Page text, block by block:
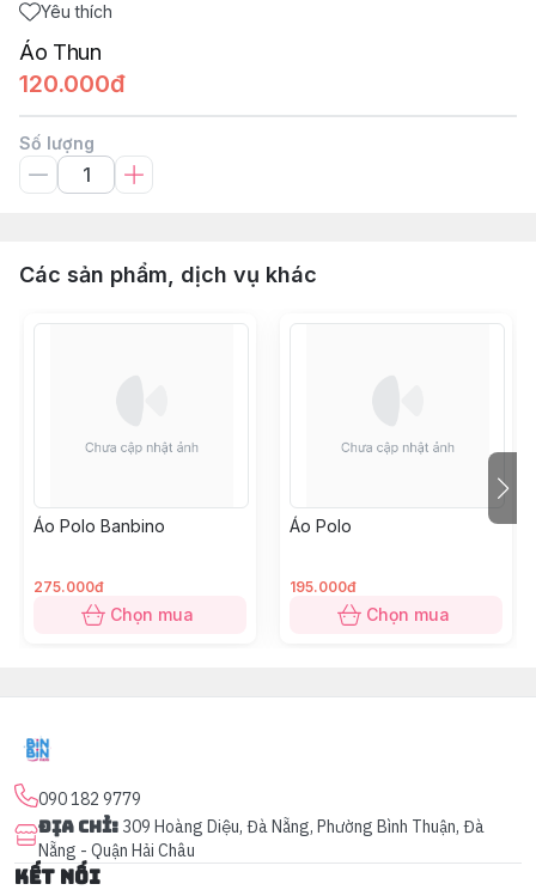
Yêu thích
Áo Thun
120.000đ
Số lượng
Các sản phẩm, dịch vụ khác
Áo Polo Banbino
275.000đ
Chọn mua
Áo Polo
195.000đ
Chọn mua
090 182 9779
Địa chỉ: 309 Hoàng Diệu, Đà Nẵng, Phường Bình Thuận, Đà
Nẵng - Quận Hải Châu
Kết nối